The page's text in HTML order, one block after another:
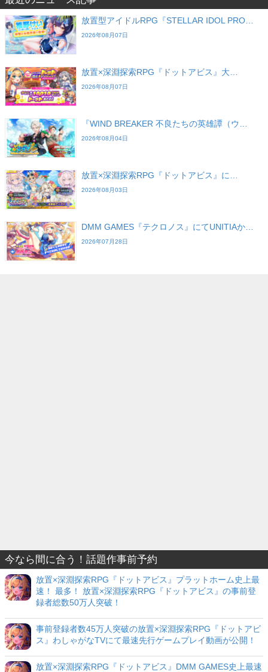
放置型アイドルRPG『STELLAR IDOL PRO…
2026年08月07日
放置×深淵探索RPG『ドットアビス』大…
2026年08月07日
『WIND BREAKER 不良たちの英雄譚（ウ…
2026年08月04日
放置×深淵探索RPG『ドットアビス』に…
2026年08月03日
DMM GAMES『テクロノス』にてUNITIAか…
2026年07月28日
今なら間に合う！話題作事前予約
放置×深淵探索RPG『ドットアビス』プラットホーム史上最
速！ 最多！ 放置×深淵探索RPG『ドットアビス』の事前登
録者総数50万人突破！
事前登録者数45万人突破の放置×深淵探索RPG『ドットアビ
ス』わしゃがなTVにて最速先行ゲームプレイ動画が公開！
放置×深淵探索RPG『ドットアビス』DMM GAMES史上最速